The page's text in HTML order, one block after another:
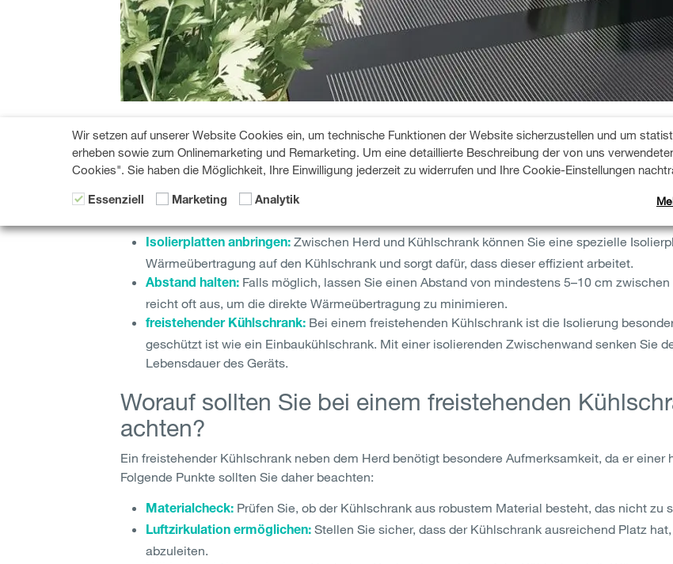
Kühlschrank und Herd nebeneinander: Ist eine
Wenn es keine andere Möglichkeit gibt, als den Kühlschrank neben den Herd zu stellen, sollten
Auswirkungen der Hitze auf den Kühlschrank zu minimieren.
Hier sind einige Tipps, wie Sie dies am besten umsetzen:
Isolierplatten anbringen: Zwischen Herd und Kühlschrank können Sie eine spezielle
Wärmeübertragung auf den Kühlschrank und sorgt dafür, dass dieser effizient arbeitet.
Abstand halten: Falls möglich, lassen Sie einen Abstand von mindestens 5–10 cm
reicht oft aus, um die direkte Wärmeübertragung zu minimieren.
freistehender Kühlschrank: Bei einem freistehenden Kühlschrank ist die Isolierung
geschützt ist wie ein Einbaukühlschrank. Mit einer isolierenden Zwischenwand senken Sie
Lebensdauer des Geräts.
Worauf sollten Sie bei einem freistehenden
achten?
Ein freistehender Kühlschrank neben dem Herd benötigt besondere Aufmerksamkeit, da er
Folgende Punkte sollten Sie daher beachten:
Materialcheck: Prüfen Sie, ob der Kühlschrank aus robustem Material besteht, das nicht zu
Luftzirkulation ermöglichen: Stellen Sie sicher, dass der Kühlschrank ausreichend Platz
abzuleiten.
Wir setzen auf unserer Website Cookies ein, um technische Funktionen der Website sicherzustellen und um
erheben sowie zum Onlinemarketing und Remarketing. Um eine detaillierte Beschreibung der von uns
Cookies". Sie haben die Möglichkeit, Ihre Einwilligung jederzeit zu widerrufen und Ihre Cookie-Einstellungen
Essenziell Marketing Analytik